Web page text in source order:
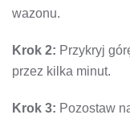
wazonu.
Krok 2: Przykryj
przez kilka minut.
Krok 3: Pozostaw